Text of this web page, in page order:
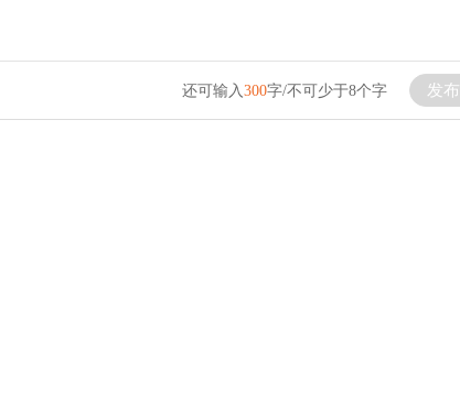
还可输入 300字/不可少于8个字 发